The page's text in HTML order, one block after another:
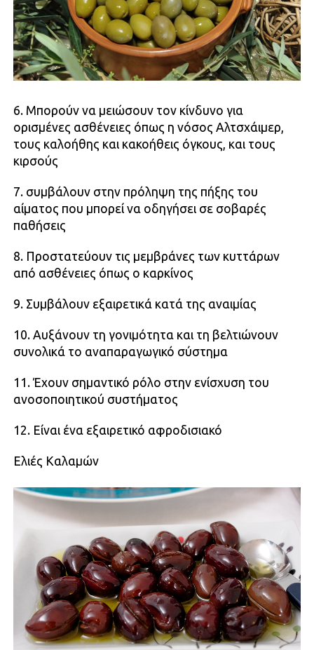
6. Μπορούν να μειώσουν τον κίνδυνο για
ορισμένες ασθένειες όπως η νόσος Αλτσχάιμερ,
τους καλοήθης και κακοήθεις όγκους, και τους
κιρσούς
7. συμβάλουν στην πρόληψη της πήξης του
αίματος που μπορεί να οδηγήσει σε σοβαρές
παθήσεις
8. Προστατεύουν τις μεμβράνες των κυττάρων
από ασθένειες όπως ο καρκίνος
9. Συμβάλουν εξαιρετικά κατά της αναιμίας
10. Αυξάνουν τη γονιμότητα και τη βελτιώνουν
συνολικά το αναπαραγωγικό σύστημα
11. Έχουν σημαντικό ρόλο στην ενίσχυση του
ανοσοποιητικού συστήματος
12. Είναι ένα εξαιρετικό αφροδισιακό
Ελιές Καλαμών